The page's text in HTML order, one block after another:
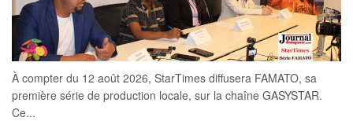
À compter du 12 août 2026, StarTimes diffusera FAMATO, sa
première série de production locale, sur la chaîne GASYSTAR.
Ce...